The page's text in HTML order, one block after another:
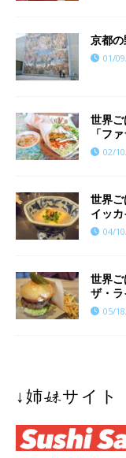
京都
01/
世界
「フ
02/
世界
イッカ
04/
世界
ザ・ラ
05/
↓姉妹サイト